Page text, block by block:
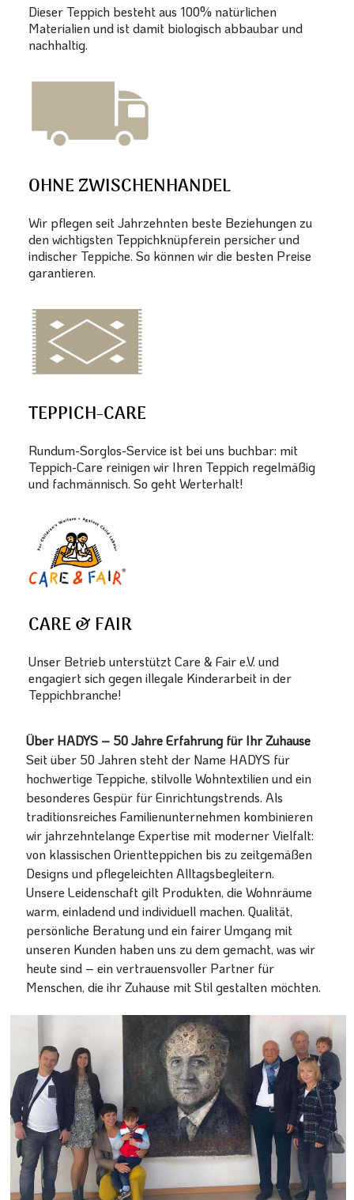
Dieser Teppich besteht aus 100% natürlichen
Materialien und ist damit biologisch abbaubar und
nachhaltig.
OHNE ZWISCHENHANDEL
Wir pflegen seit Jahrzehnten beste Beziehungen zu
den wichtigsten Teppichknüpferein persicher und
indischer Teppiche. So können wir die besten Preise
garantieren.
TEPPICH-CARE
Rundum-Sorglos-Service ist bei uns buchbar: mit
Teppich-Care reinigen wir Ihren Teppich regelmäßig
und fachmännisch. So geht Werterhalt!
CARE & FAIR
Unser Betrieb unterstützt Care & Fair e.V. und
engagiert sich gegen illegale Kinderarbeit in der
Teppichbranche!
Über HADYS – 50 Jahre Erfahrung für Ihr Zuhause
Seit über 50 Jahren steht der Name HADYS für
hochwertige Teppiche, stilvolle Wohntextilien und ein
besonderes Gespür für Einrichtungstrends. Als
traditionsreiches Familienunternehmen kombinieren
wir jahrzehntelange Expertise mit moderner Vielfalt:
von klassischen Orientteppichen bis zu zeitgemäßen
Designs und pflegeleichten Alltagsbegleitern.
Unsere Leidenschaft gilt Produkten, die Wohnräume
warm, einladend und individuell machen. Qualität,
persönliche Beratung und ein fairer Umgang mit
unseren Kunden haben uns zu dem gemacht, was wir
heute sind – ein vertrauensvoller Partner für
Menschen, die ihr Zuhause mit Stil gestalten möchten.